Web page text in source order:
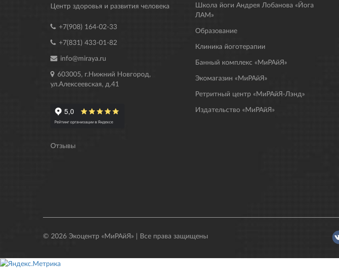
Центр здоровья и развития человека
+7(908) 164-02-33
+7(831) 433-01-82
info@miraya.ru
603005, г.Нижний Новгород,
ул.Алексеевская, д.41
Отзывы
Школа йоги Андрея Лобанова «Йога
ЛАМ»
Образование
Клиника йоготерапии
Банный комплекс «МиРАйЯ»
Экомагазин «МиРАйЯ»
Ретритный центр «МиРАйЯ-Лэнд»
Издательство «МиРАйЯ»
© 2026 Экоцентр «МиРАйЯ» | Все права защищены